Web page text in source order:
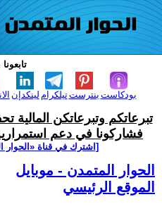
لينكدإن تيلكرامبنترست بودكاست
تبرعاتكم وتبرعاتكن المالية
فشاركونا في دعم
[اشترك في قناة ‫«الحوار
الحوار المتمدن - موبايل
الموقع الرئيسي